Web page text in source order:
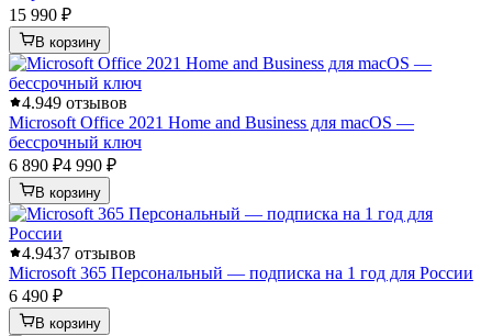
15 990 ₽
В корзину
4.949 отзывов
Microsoft Office 2021 Home and Business для macOS —
бессрочный ключ
6 890 ₽4 990 ₽
В корзину
4.9437 отзывов
Microsoft 365 Персональный — подписка на 1 год для России
6 490 ₽
В корзину